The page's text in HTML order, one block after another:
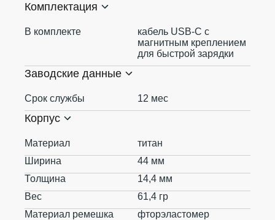
Комплектация
В комплекте
кабель USB‑C с
магнитным креплением
для быстрой зарядки
Заводские данные
Срок службы 12 мес
Корпус
Материал
титан
Ширина
44 мм
Толщина
14,4 мм
Вес
61,4 гр
Материал ремешка
фторэластомер